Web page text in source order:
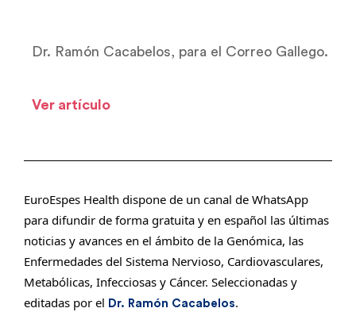
Dr. Ramón Cacabelos, para el Correo Gallego.
Ver artículo
EuroEspes Health dispone de un canal de WhatsApp
para difundir de forma gratuita y en español las últimas
noticias y avances en el ámbito de la Genómica, las
Enfermedades del Sistema Nervioso, Cardiovasculares,
Metabólicas, Infecciosas y Cáncer. Seleccionadas y
editadas por el Dr. Ramón Cacabelos.